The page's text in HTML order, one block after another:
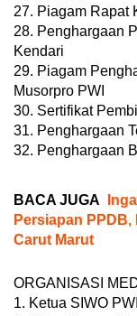
27. Piagam Rapat
28. Penghargaan
Kendari
29. Piagam
Musorpro PWI
30. Sertifikat
31. Penghargaan
32. Penghargaan
BACA JUGA
Persiapan
Carut Marut
ORGANISASI
1. Ketua SIWO